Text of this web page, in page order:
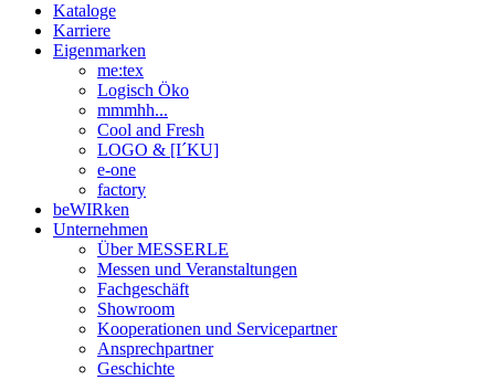
Kataloge
Karriere
Eigenmarken
me:tex
Logisch Öko
mmmhh...
Cool and Fresh
LOGO & [I´KU]
e-one
factory
beWIRken
Unternehmen
Über MESSERLE
Messen und Veranstaltungen
Fachgeschäft
Showroom
Kooperationen und Servicepartner
Ansprechpartner
Geschichte